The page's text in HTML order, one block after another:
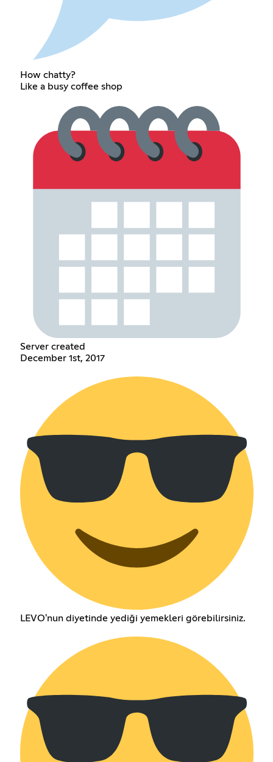
How chatty?
Like a busy coffee shop
Server created
December 1st, 2017
LEVO'nun diyetinde yediği yemekleri görebilirsiniz.